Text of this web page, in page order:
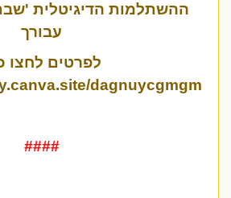
ההשתלמות הדיגיטלית 'שבת
עבורך
לפרטים לחצו כאן
####